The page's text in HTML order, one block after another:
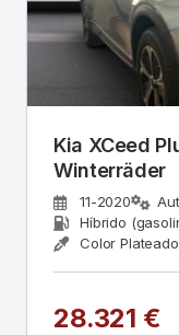
Kia XCeed
Winterräder
11-2020
Híbrido
Color Plateado
28.321 €